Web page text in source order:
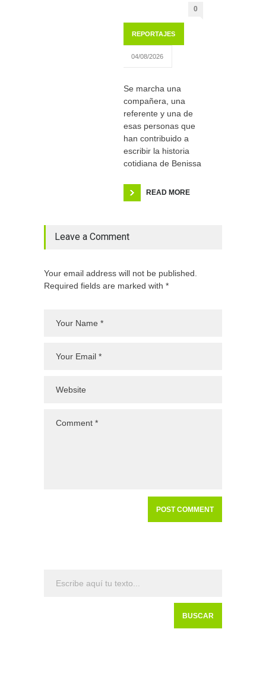
0
REPORTAJES
04/08/2026
Se marcha una
compañera, una
referente y una de
esas personas que
han contribuido a
escribir la historia
cotidiana de Benissa
READ MORE
Leave a Comment
Your email address will not be published.
Required fields are marked with *